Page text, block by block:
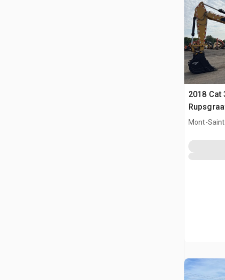
2018 Cat
Mont-